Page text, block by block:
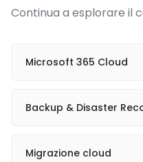
Continua a esplorare il
Microsoft 365 Cloud
Backup & Disaster
Migrazione cloud